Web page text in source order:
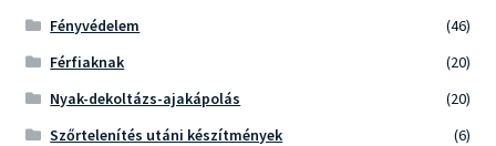
Fényvédelem
(46)
Férfiaknak
(20)
Nyak-dekoltázs-ajakápolás
(20)
Szőrtelenítés utáni készítmények
(6)